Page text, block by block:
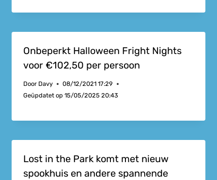
Onbeperkt Halloween Fright Nights
voor €102,50 per persoon
Door Davy
08/12/2021 17:29
Geüpdatet op 15/05/2025 20:43
Lost in the Park komt met nieuw
spookhuis en andere spannende